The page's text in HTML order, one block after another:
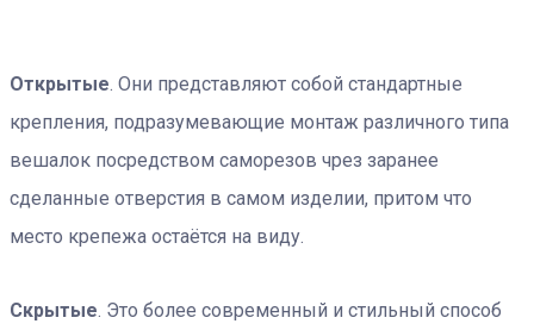
Открытые . Они представляют собой стандартные
крепления, подразумевающие монтаж различного типа
вешалок посредством саморезов чрез заранее
сделанные отверстия в самом изделии, притом что
место крепежа остаётся на виду.
Скрытые . Это более современный и стильный способ